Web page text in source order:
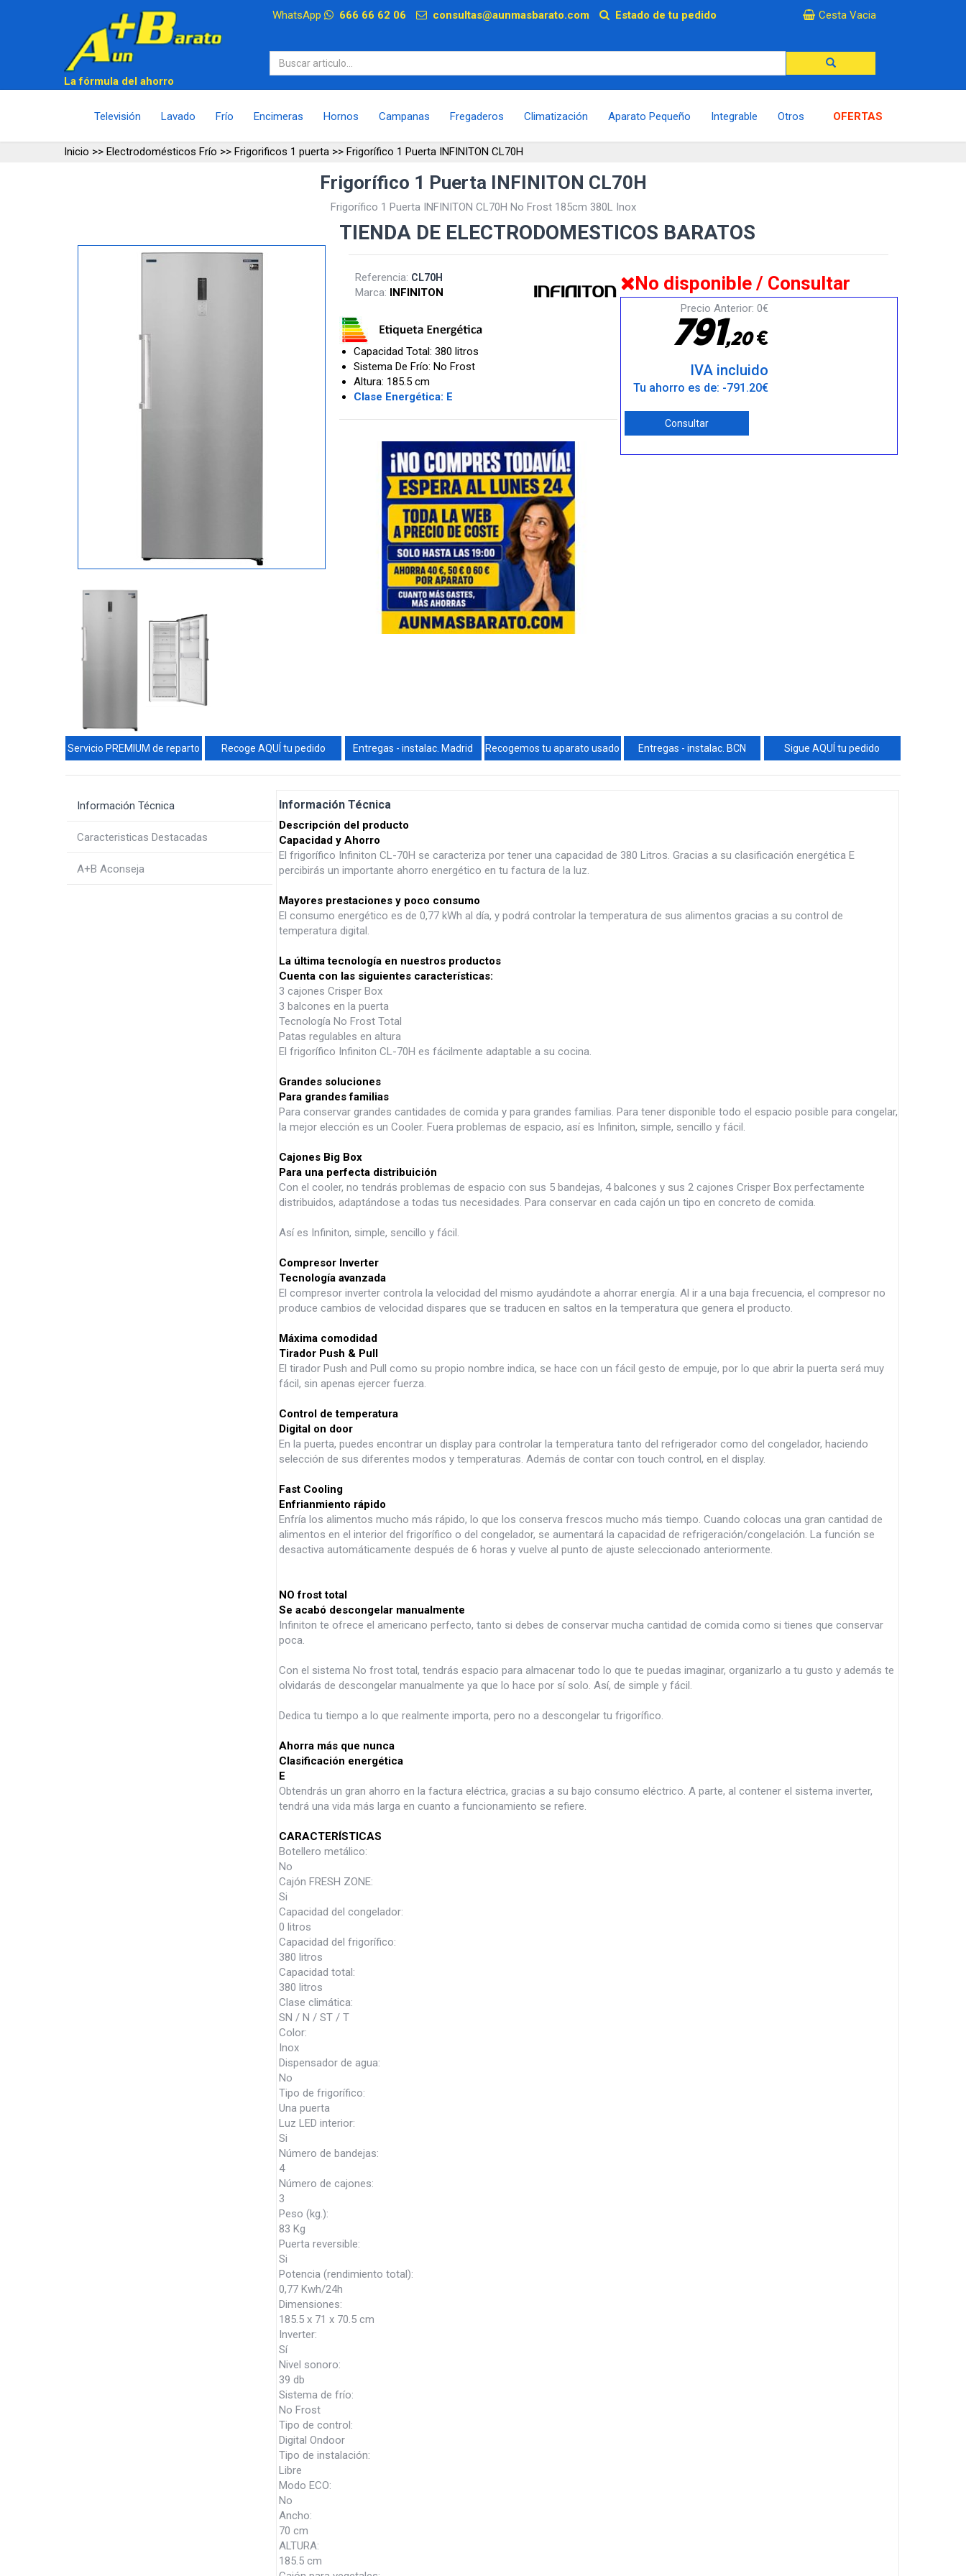
WhatsApp 666 66 62 06 consultas@aunmasbarato.com Estado de tu pedido Cesta Vacia
La fórmula del ahorro
Televisión Lavado Frío Encimeras Hornos Campanas Fregaderos Climatización Aparato Pequeño Integrable Otros OFERTAS
Inicio >> Electrodomésticos Frío >> Frigorificos 1 puerta >> Frigorífico 1 Puerta INFINITON CL70H
Frigorífico 1 Puerta INFINITON CL70H
Frigorífico 1 Puerta INFINITON CL70H No Frost 185cm 380L Inox
TIENDA DE ELECTRODOMESTICOS BARATOS
Referencia: CL70H
Marca: INFINITON
Capacidad Total: 380 litros
Sistema De Frío: No Frost
Altura: 185.5 cm
Clase Energética: E
No disponible / Consultar
Precio Anterior: 0€
791,20€
IVA incluido
Tu ahorro es de: -791.20€
Consultar
Servicio PREMIUM de reparto Recoge AQUÍ tu pedido Entregas - instalac. Madrid Recogemos tu aparato usado Entregas - instalac. BCN Sigue AQUÍ tu pedido
Información Técnica
Caracteristicas Destacadas
A+B Aconseja
Información Técnica
Descripción del producto
Capacidad y Ahorro
El frigorífico Infiniton CL-70H se caracteriza por tener una capacidad de 380 Litros. Gracias a su clasificación energética E
percibirás un importante ahorro energético en tu factura de la luz.
Mayores prestaciones y poco consumo
El consumo energético es de 0,77 kWh al día, y podrá controlar la temperatura de sus alimentos gracias a su control de
temperatura digital.
La última tecnología en nuestros productos
Cuenta con las siguientes características:
3 cajones Crisper Box
3 balcones en la puerta
Tecnología No Frost Total
Patas regulables en altura
El frigorífico Infiniton CL-70H es fácilmente adaptable a su cocina.
Grandes soluciones
Para grandes familias
Para conservar grandes cantidades de comida y para grandes familias. Para tener disponible todo el espacio posible para congelar,
la mejor elección es un Cooler. Fuera problemas de espacio, así es Infiniton, simple, sencillo y fácil.
Cajones Big Box
Para una perfecta distribuición
Con el cooler, no tendrás problemas de espacio con sus 5 bandejas, 4 balcones y sus 2 cajones Crisper Box perfectamente
distribuidos, adaptándose a todas tus necesidades. Para conservar en cada cajón un tipo en concreto de comida.
Así es Infiniton, simple, sencillo y fácil.
Compresor Inverter
Tecnología avanzada
El compresor inverter controla la velocidad del mismo ayudándote a ahorrar energía. Al ir a una baja frecuencia, el compresor no
produce cambios de velocidad dispares que se traducen en saltos en la temperatura que genera el producto.
Máxima comodidad
Tirador Push & Pull
El tirador Push and Pull como su propio nombre indica, se hace con un fácil gesto de empuje, por lo que abrir la puerta será muy
fácil, sin apenas ejercer fuerza.
Control de temperatura
Digital on door
En la puerta, puedes encontrar un display para controlar la temperatura tanto del refrigerador como del congelador, haciendo
selección de sus diferentes modos y temperaturas. Además de contar con touch control, en el display.
Fast Cooling
Enfrianmiento rápido
Enfría los alimentos mucho más rápido, lo que los conserva frescos mucho más tiempo. Cuando colocas una gran cantidad de
alimentos en el interior del frigorífico o del congelador, se aumentará la capacidad de refrigeración/congelación. La función se
desactiva automáticamente después de 6 horas y vuelve al punto de ajuste seleccionado anteriormente.
NO frost total
Se acabó descongelar manualmente
Infiniton te ofrece el americano perfecto, tanto si debes de conservar mucha cantidad de comida como si tienes que conservar
poca.
Con el sistema No frost total, tendrás espacio para almacenar todo lo que te puedas imaginar, organizarlo a tu gusto y además te
olvidarás de descongelar manualmente ya que lo hace por sí solo. Así, de simple y fácil.
Dedica tu tiempo a lo que realmente importa, pero no a descongelar tu frigorífico.
Ahorra más que nunca
Clasificación energética
E
Obtendrás un gran ahorro en la factura eléctrica, gracias a su bajo consumo eléctrico. A parte, al contener el sistema inverter,
tendrá una vida más larga en cuanto a funcionamiento se refiere.
CARACTERÍSTICAS
Botellero metálico:
No
Cajón FRESH ZONE:
Si
Capacidad del congelador:
0 litros
Capacidad del frigorífico:
380 litros
Capacidad total:
380 litros
Clase climática:
SN / N / ST / T
Color:
Inox
Dispensador de agua:
No
Tipo de frigorífico:
Una puerta
Luz LED interior:
Si
Número de bandejas:
4
Número de cajones:
3
Peso (kg.):
83 Kg
Puerta reversible:
Si
Potencia (rendimiento total):
0,77 Kwh/24h
Dimensiones:
185.5 x 71 x 70.5 cm
Inverter:
Sí
Nivel sonoro:
39 db
Sistema de frío:
No Frost
Tipo de control:
Digital Ondoor
Tipo de instalación:
Libre
Modo ECO:
No
Ancho:
70 cm
ALTURA:
185.5 cm